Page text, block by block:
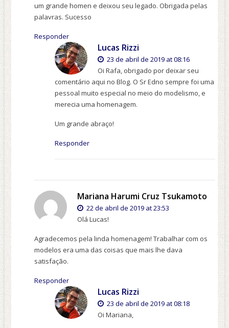
um grande homen e deixou seu legado. Obrigada pelas
palavras. Sucesso
Responder
Lucas Rizzi
23 de abril de 2019 at 08:16
Oi Rafa, obrigado por deixar seu
comentário aqui no Blog. O Sr Edno sempre foi uma
pessoal muito especial no meio do modelismo, e
merecia uma homenagem.
Um grande abraço!
Responder
Mariana Harumi Cruz Tsukamoto
22 de abril de 2019 at 23:53
Olá Lucas!
Agradecemos pela linda homenagem! Trabalhar com os
modelos era uma das coisas que mais lhe dava
satisfação.
Responder
Lucas Rizzi
23 de abril de 2019 at 08:18
Oi Mariana,